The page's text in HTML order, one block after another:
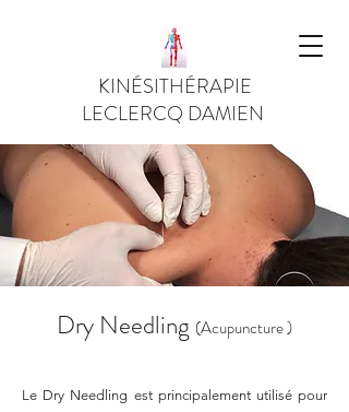
KINÉSITHÉRAPIE
LECLERCQ DAMIEN
Dry Needling (Acupuncture )
Le Dry Needling est principalement utilisé pour